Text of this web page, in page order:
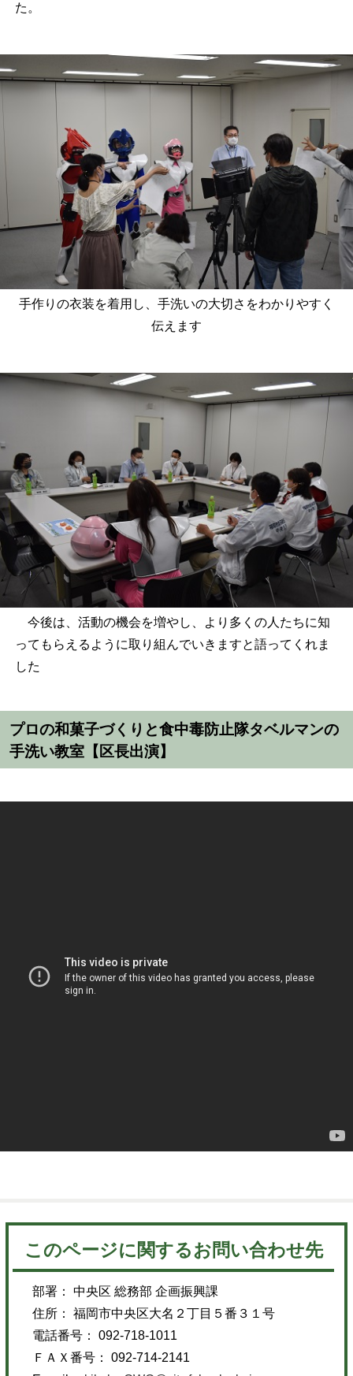
た。
手作りの衣装を着用し、手洗いの大切さをわかりやすく
伝えます
今後は、活動の機会を増やし、より多くの人たちに知
ってもらえるように取り組んでいきますと語ってくれま
した
プロの和菓子づくりと食中毒防止隊タベルマンの
手洗い教室【区長出演】
このページに関するお問い合わせ先
部署： 中央区 総務部 企画振興課
住所： 福岡市中央区大名２丁目５番３１号
電話番号： 092-718-1011
ＦＡＸ番号： 092-714-2141